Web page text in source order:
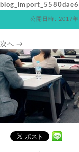
公開日時: 2017
次へ →